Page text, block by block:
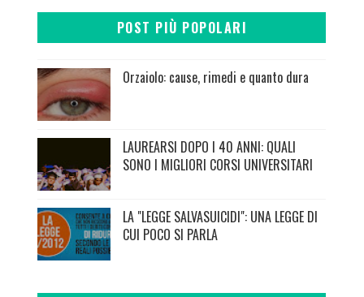
POST PIÙ POPOLARI
Orzaiolo: cause, rimedi e quanto dura
LAUREARSI DOPO I 40 ANNI: QUALI
SONO I MIGLIORI CORSI UNIVERSITARI
LA "LEGGE SALVASUICIDI": UNA LEGGE DI
CUI POCO SI PARLA